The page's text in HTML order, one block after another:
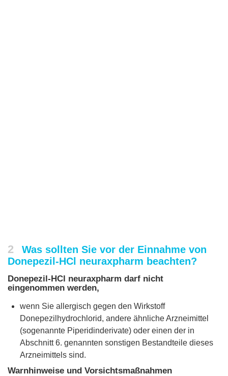
2
Was sollten Sie vor der Einnahme von
Donepezil-HCl neuraxpharm beachten?
Donepezil-HCl neuraxpharm darf nicht
eingenommen werden,
wenn Sie allergisch gegen den Wirkstoff
Donepezilhydrochlorid, andere ähnliche Arzneimittel
(sogenannte Piperidinderivate) oder einen der in
Abschnitt 6. genannten sonstigen Bestandteile dieses
Arzneimittels sind.
Warnhinweise und Vorsichtsmaßnahmen